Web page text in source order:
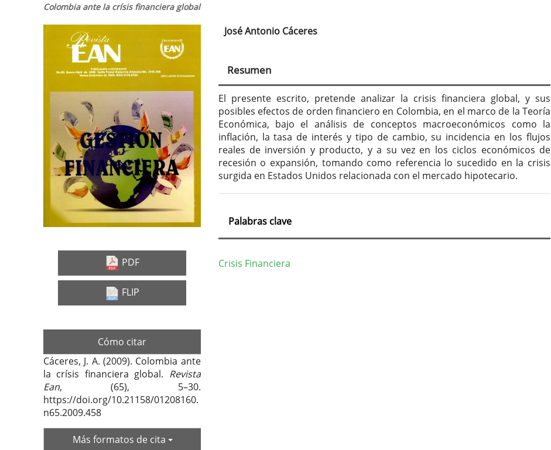
Colombia ante la crísis financiera global
Barra
lateral
del
artículo
PDF
FLIP
Cómo citar
Cáceres, J. A. (2009). Colombia ante
la crísis financiera global. Revista
Ean, (65), 5–30.
https://doi.org/10.21158/01208160.
n65.2009.458
Más formatos de cita
Contenido
principal
del
artículo
José Antonio Cáceres
Resumen
El presente escrito, pretende analizar la crisis financiera global, y sus
posibles efectos de orden financiero en Colombia, en el marco de la Teoría
Económica, bajo el análisis de conceptos macroeconómicos como la
inflación, la tasa de interés y tipo de cambio, su incidencia en los flujos
reales de inversión y producto, y a su vez en los ciclos económicos de
recesión o expansión, tomando como referencia lo sucedido en la crisis
surgida en Estados Unidos relacionada con el mercado hipotecario.
Palabras clave
Crisis Financiera